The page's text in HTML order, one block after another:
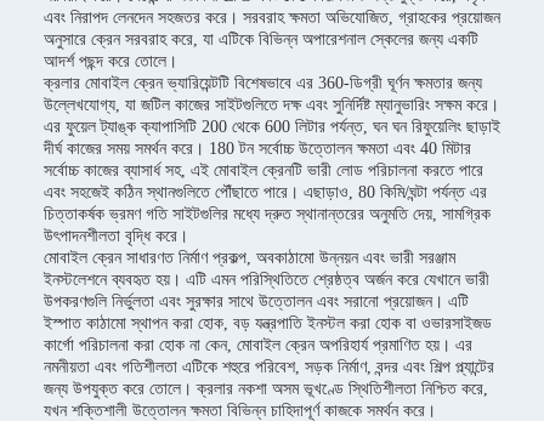
এবং নিরাপদ লেনদেন সহজতর করে। সরবরাহ ক্ষমতা অভিযোজিত, গ্রাহকের প্রয়োজন
অনুসারে ক্রেন সরবরাহ করে, যা এটিকে বিভিন্ন অপারেশনাল স্কেলের জন্য একটি
আদর্শ পছন্দ করে তোলে।
ক্রলার মোবাইল ক্রেন ভ্যারিয়েন্টটি বিশেষভাবে এর 360-ডিগ্রী ঘূর্ণন ক্ষমতার জন্য
উল্লেখযোগ্য, যা জটিল কাজের সাইটগুলিতে দক্ষ এবং সুনির্দিষ্ট ম্যানুভারিং সক্ষম করে।
এর ফুয়েল ট্যাঙ্ক ক্যাপাসিটি 200 থেকে 600 লিটার পর্যন্ত, ঘন ঘন রিফুয়েলিং ছাড়াই
দীর্ঘ কাজের সময় সমর্থন করে। 180 টন সর্বোচ্চ উত্তোলন ক্ষমতা এবং 40 মিটার
সর্বোচ্চ কাজের ব্যাসার্ধ সহ, এই মোবাইল ক্রেনটি ভারী লোড পরিচালনা করতে পারে
এবং সহজেই কঠিন স্থানগুলিতে পৌঁছাতে পারে। এছাড়াও, 80 কিমি/ঘন্টা পর্যন্ত এর
চিত্তাকর্ষক ভ্রমণ গতি সাইটগুলির মধ্যে দ্রুত স্থানান্তরের অনুমতি দেয়, সামগ্রিক
উৎপাদনশীলতা বৃদ্ধি করে।
মোবাইল ক্রেন সাধারণত নির্মাণ প্রকল্প, অবকাঠামো উন্নয়ন এবং ভারী সরঞ্জাম
ইনস্টলেশনে ব্যবহৃত হয়। এটি এমন পরিস্থিতিতে শ্রেষ্ঠত্ব অর্জন করে যেখানে ভারী
উপকরণগুলি নির্ভুলতা এবং সুরক্ষার সাথে উত্তোলন এবং সরানো প্রয়োজন। এটি
ইস্পাত কাঠামো স্থাপন করা হোক, বড় যন্ত্রপাতি ইনস্টল করা হোক বা ওভারসাইজড
কার্গো পরিচালনা করা হোক না কেন, মোবাইল ক্রেন অপরিহার্য প্রমাণিত হয়। এর
নমনীয়তা এবং গতিশীলতা এটিকে শহুরে পরিবেশ, সড়ক নির্মাণ, বন্দর এবং শিল্প প্ল্যান্টের
জন্য উপযুক্ত করে তোলে। ক্রলার নকশা অসম ভূখণ্ডে স্থিতিশীলতা নিশ্চিত করে,
যখন শক্তিশালী উত্তোলন ক্ষমতা বিভিন্ন চাহিদাপূর্ণ কাজকে সমর্থন করে।